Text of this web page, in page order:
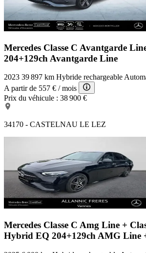
Mercedes Classe C Avantgarde
204+129ch Avantgarde Line
2023 39 897 km Hybride rechargeable
A partir de 557 € / mois
Prix du véhicule : 38 900 €
34170 - CASTELNAU LE LEZ
Mercedes Classe C Amg Line +
Hybrid EQ 204+129ch AMG Line